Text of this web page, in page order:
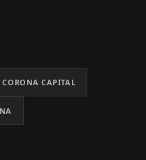
CORONA CAPITAL